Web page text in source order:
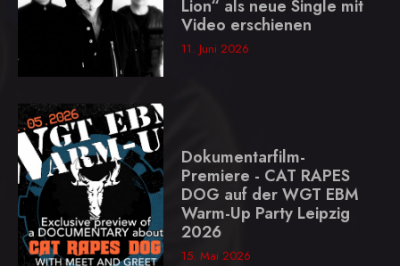
Lion“ als neue Single mit
Video erschienen
11. Juni 2026
Dokumentarfilm-
Premiere - CAT RAPES
DOG auf der WGT EBM
Warm-Up Party Leipzig
2026
15. Mai 2026